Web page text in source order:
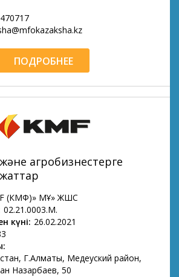
ПОДРОБНЕЕ
агробизнестерге
(КМФ)» МҚҰ» ЖШС
02.21.0003.М.
күні: 26.02.2021
Г.Алматы, Медеуский район,
Назарбаев, 50